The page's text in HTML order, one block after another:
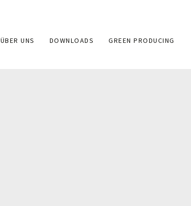
ÜBER UNS DOWNLOADS GREEN PRODUCING